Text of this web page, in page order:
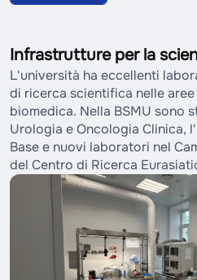
Infrastrutture per la
L'università ha eccellenti
di ricerca scientifica nelle
biomedica. Nella BSMU sono
Urologia e Oncologia Clinica,
Base e nuovi laboratori nel
del Centro di Ricerca